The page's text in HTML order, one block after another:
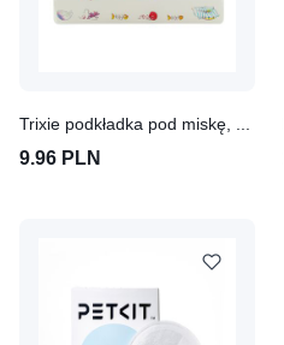
Trixie podkładka pod miskę, z motywem komiksowego kota
9.96 PLN